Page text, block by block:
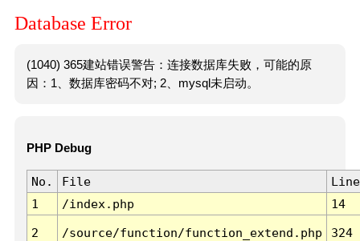
Database Error
(1040) 365建站错误警告：连接数据库失败，可能的原
因：1、数据库密码不对; 2、mysql未启动。
PHP Debug
No. File
Line
1
/index.php 14
2 /source/function/function_extend.php 324